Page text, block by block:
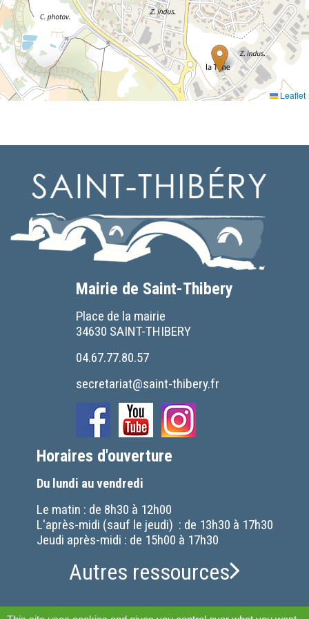
Leaflet
Mairie de Saint-Thibery
Place de la mairie
34630 SAINT-THIBERY
04.67.77.80.57
secretariat@saint-thibery.fr
Horaires d'ouverture
Du lundi au vendredi
Le matin : de 8h30 à 12h00
L'après-midi (sauf le jeudi) : de 13h30 à 17h30
Jeudi après-midi : de 15h00 à 17h30
Autres ressources